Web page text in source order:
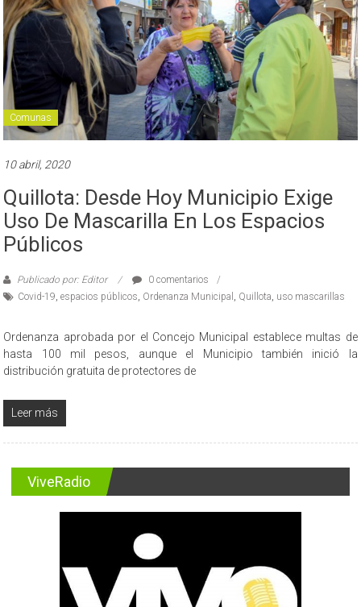
Comunas
10 abril, 2020
Quillota: Desde Hoy Municipio Exige
Uso De Mascarilla En Los Espacios
Públicos
Publicado por: Editor
0 comentarios
Covid-19,espacios públicos, Ordenanza Municipal , Quillota, uso mascarillas
Ordenanza aprobada por el Concejo Municipal establece multas de
hasta 100 mil pesos, aunque el Municipio también inició la
distribución gratuita de protectores de
Leer más
ViveRadio